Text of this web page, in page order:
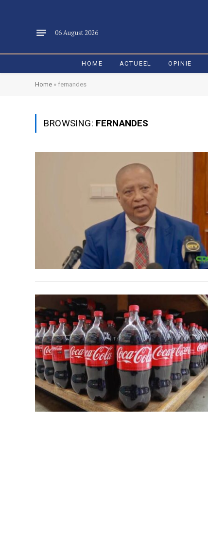
06 August 2026
HOME ACTUEEL OPINIE
Home » fernandes
BROWSING: FERNANDES